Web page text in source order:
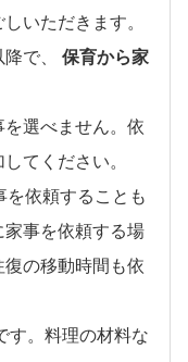
いただきます。
で、 保育から家
選べません。依
てください。
依頼することも
事を依頼する場
の移動時間も依
す。料理の材料な